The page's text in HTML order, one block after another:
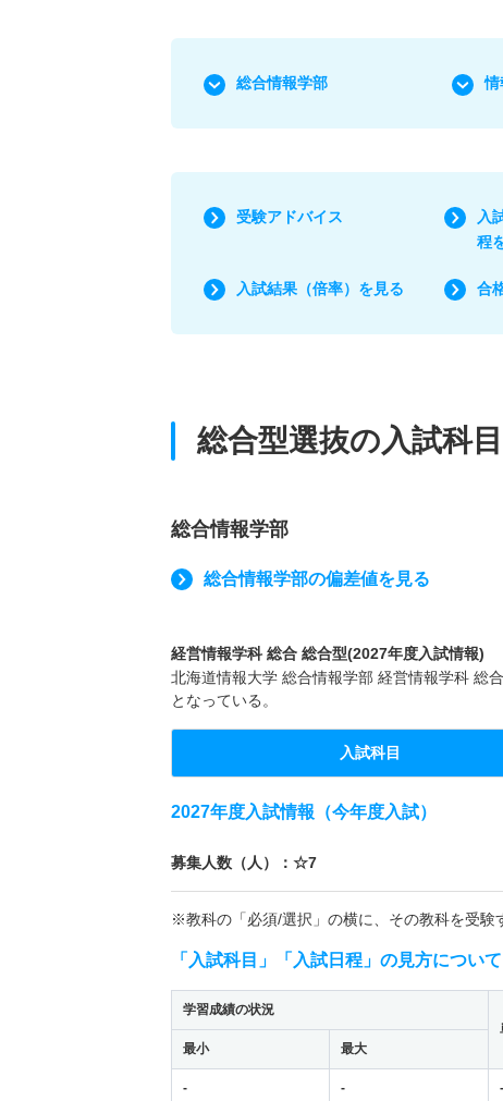
総合情報学部 情
受験アドバイス
入
程
入試結果（倍率）を見る 合
総合型選抜の入試科
総合情報学部
総合情報学部の偏差値を見る
経営情報学科 総合 総合型(2027年度入試情報)
北海道情報大学 総合情報学部 経営情報学科 総
となっている。
入試科目
2027年度入試情報（今年度入試）
募集人数（人）：☆7
※教科の「必須/選択」の横に、その教科を受験
「入試科目」「入試日程」の見方について
学習成績の状況
最小
最大
- - -